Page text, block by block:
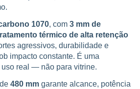
1070, com 3 mm de
térmico de alta retenção
agressivos, durabilidade e
impacto constante. É uma
uso real — não para vitrine.
480 mm garante alcance, potência